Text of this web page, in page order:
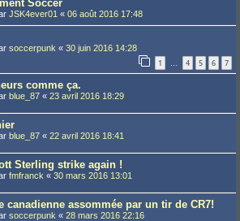
Soccer
JSK4ever01 « 06 août 2016 17:48
soccerpunk « 30 juin 2016 14:28
1 … 4 5 6 7
comme ça.
blue_87 « 23 avril 2016 18:29
blue_87 « 22 avril 2016 18:41
Sterling strike again !
fmfranck « 30 mars 2016 13:01
canadienne assommée par un tir de CR7!
soccerpunk « 28 mars 2016 22:16